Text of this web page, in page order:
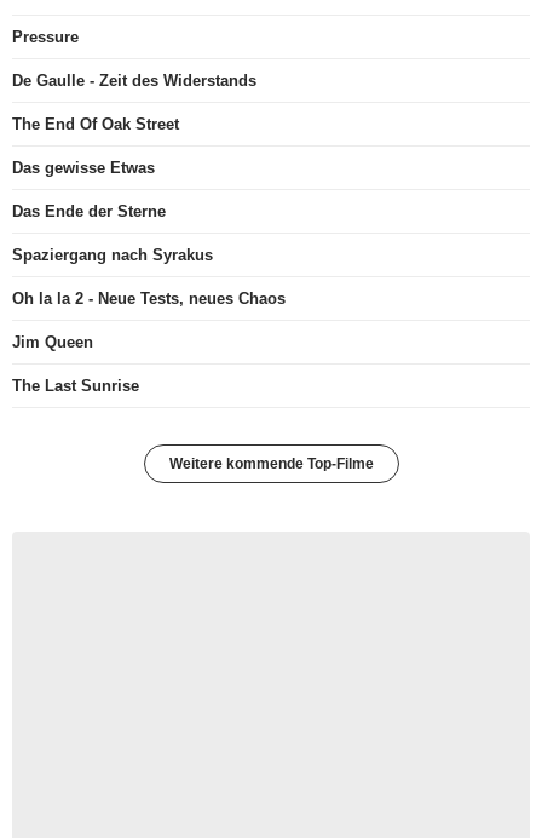
Pressure
De Gaulle - Zeit des Widerstands
The End Of Oak Street
Das gewisse Etwas
Das Ende der Sterne
Spaziergang nach Syrakus
Oh la la 2 - Neue Tests, neues Chaos
Jim Queen
The Last Sunrise
Weitere kommende Top-Filme